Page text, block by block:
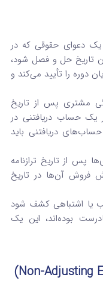
یک دعوای حقوقی که در
تاریخ حل و فصل شود،
دوره را تأیید می‌کند و
مشتری پس از تاریخ
یک حساب دریافتنی در
دریافتنی باید
پس از تاریخ ترازنامه
فروش آن‌ها در تاریخ
یا اشتباهی کشف شود
بوده‌اند، این یک